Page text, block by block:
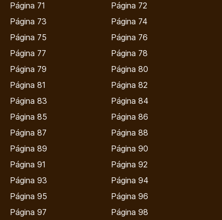
Página 71
Página 72
Página 73
Página 74
Página 75
Página 76
Página 77
Página 78
Página 79
Página 80
Página 81
Página 82
Página 83
Página 84
Página 85
Página 86
Página 87
Página 88
Página 89
Página 90
Página 91
Página 92
Página 93
Página 94
Página 95
Página 96
Página 97
Página 98